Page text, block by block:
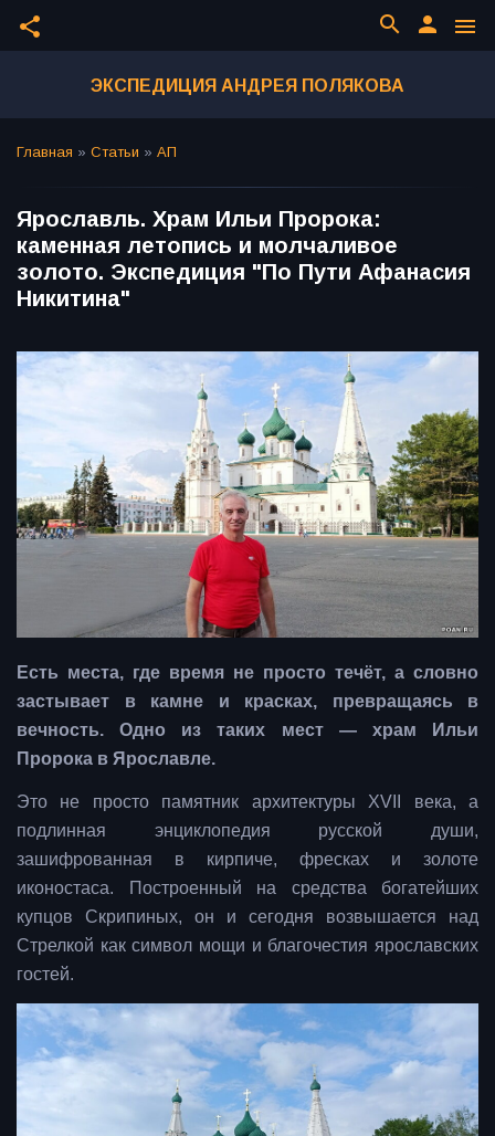
share menu
person
search
ЭКСПЕДИЦИЯ АНДРЕЯ ПОЛЯКОВА
Главная » Статьи » АП
Ярославль. Храм Ильи Пророка:
каменная летопись и молчаливое
золото. Экспедиция "По Пути Афанасия
Никитина"
Есть места, где время не просто течёт, а словно
застывает в камне и красках, превращаясь в
вечность. Одно из таких мест — храм Ильи
Пророка в Ярославле.
Это не просто памятник архитектуры XVII века, а
подлинная энциклопедия русской души,
зашифрованная в кирпиче, фресках и золоте
иконостаса. Построенный на средства богатейших
купцов Скрипиных, он и сегодня возвышается над
Стрелкой как символ мощи и благочестия ярославских
гостей.